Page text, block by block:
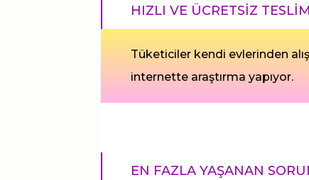
HIZLI VE ÜCRETSİZ
Tüketiciler kendi evlerinden
internette araştırma yapıyor.
EN FAZLA YAŞANAN